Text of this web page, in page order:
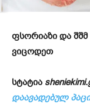
ფსორიაზი და
ვიცოდეთ
სტატია
დაავადებულ